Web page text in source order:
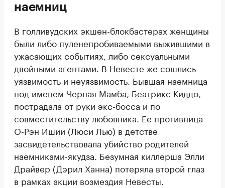
наемниц
В голливудских экшен-блокбастерах женщины
были либо пуленепробиваемыми выжившими в
ужасающих событиях, либо сексуальными
двойными агентами. В Невесте же сошлись
уязвимость и неуязвимость. Бывшая наемница
под именем Черная Мамба, Беатрикс Киддо,
пострадала от руки экс-босса и по
совместительству любовника. Ее противница
О-Рэн Ишии (Люси Лью) в детстве
засвидетельствовала убийство родителей
наемниками-якудза. Безумная киллерша Элли
Драйвер (Дэрил Ханна) потеряла второй глаз
в рамках акции возмездия Невесты.